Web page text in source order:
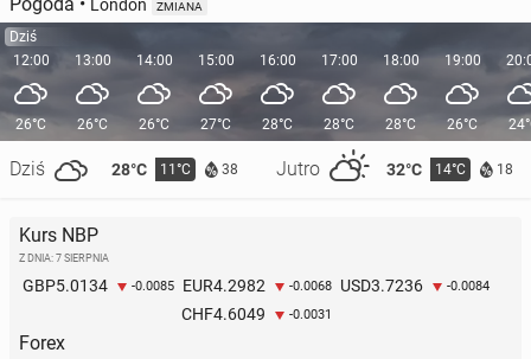
London ZMIANA
Dziś
12:00
26°C
Dziś 28°C 11°C 38 Jutro 32°C 14°C 18
13:00
26°C
14:00
26°C
15:00
27°C
16:00
28°C
17:00
28°C
18:00
28°C
19:00
26°C
Kurs NBP
Z DNIA: 7 SIERPNIA
GBP5.0134 -0.0085 EUR4.2982 -0.0068 USD3.7236 -0.0084
CHF4.6049 -0.0031
Forex